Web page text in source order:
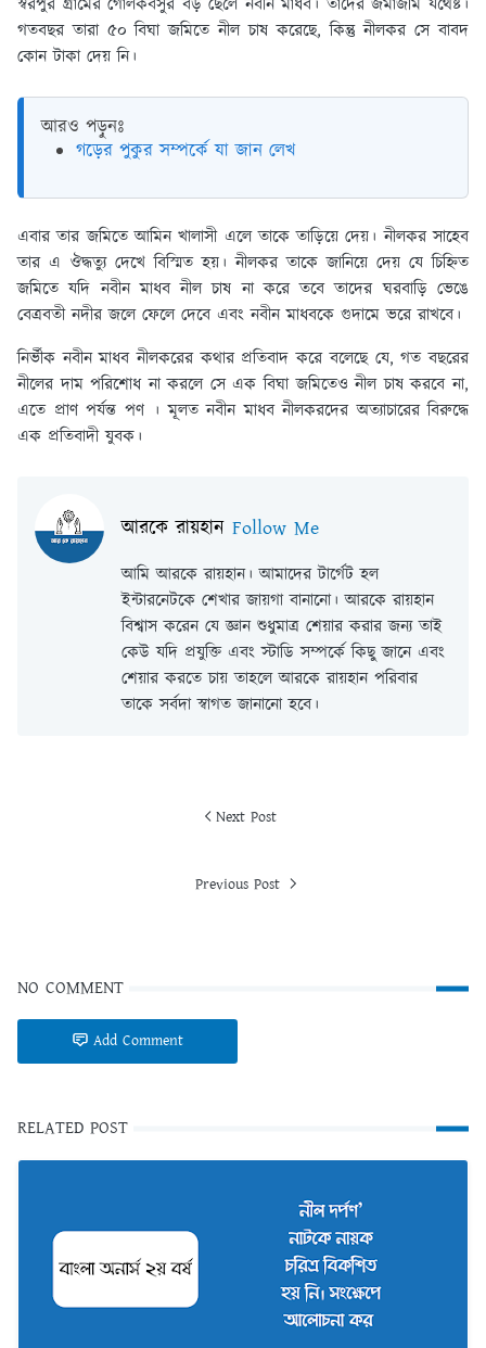
স্বরপুর গ্রামের গোলকবসুর বড় ছেলে নবীন মাধব। তাদের জমাজমি যথেষ্ট।
গতবছর তারা ৫০ বিঘা জমিতে নীল চাষ করেছে, কিন্তু নীলকর সে বাবদ
কোন টাকা দেয় নি।
আরও পড়ুনঃ
গড়ের পুকুর সম্পর্কে যা জান লেখ
এবার তার জমিতে আমিন খালাসী এলে তাকে তাড়িয়ে দেয়। নীলকর সাহেব
তার এ ঔদ্ধত্যু দেখে বিস্মিত হয়। নীলকর তাকে জানিয়ে দেয় যে চিহ্নিত
জমিতে যদি নবীন মাধব নীল চাষ না করে তবে তাদের ঘরবাড়ি ভেঙে
বেত্রবতী নদীর জলে ফেলে দেবে এবং নবীন মাধবকে গুদামে ভরে রাখবে।
নির্ভীক নবীন মাধব নীলকরের কথার প্রতিবাদ করে বলেছে যে, গত বছরের
নীলের দাম পরিশোধ না করলে সে এক বিঘা জমিতেও নীল চাষ করবে না,
এতে প্রাণ পর্যন্ত পণ । মূলত নবীন মাধব নীলকরদের অত্যাচারের বিরুদ্ধে
এক প্রতিবাদী যুবক।
আরকে রায়হান Follow Me
আমি আরকে রায়হান। আমাদের টার্গেট হল
ইন্টারনেটকে শেখার জায়গা বানানো। আরকে রায়হান
বিশ্বাস করেন যে জ্ঞান শুধুমাত্র শেয়ার করার জন্য তাই
কেউ যদি প্রযুক্তি এবং স্টাডি সম্পর্কে কিছু জানে এবং
শেয়ার করতে চায় তাহলে আরকে রায়হান পরিবার
তাকে সর্বদা স্বাগত জানানো হবে।
Next Post
Previous Post
NO COMMENT
Add Comment
RELATED POST